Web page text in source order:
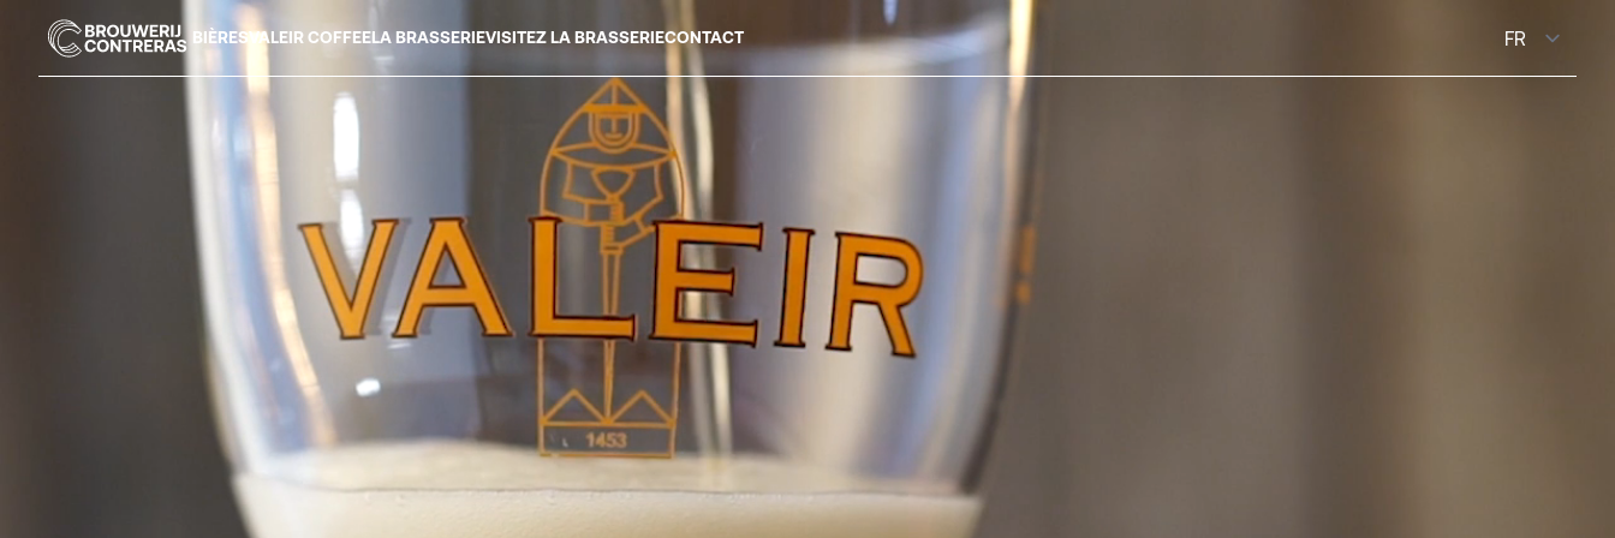
BIÈRESVALEIR COFFEELA BRASSERIEVISITEZ LA BRASSERIECONTACT